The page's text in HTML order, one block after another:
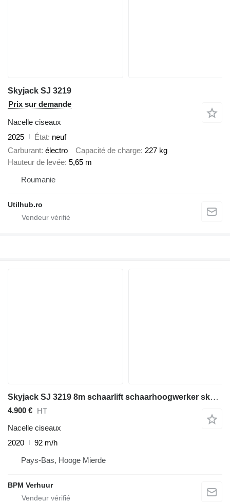
Skyjack SJ 3219
Prix sur demande
Nacelle ciseaux
2025
État neuf
Carburant électro Capacité de charge 227 kg
Hauteur de levée 5,65 m
Roumanie
Utilhub.ro
Skyjack SJ 3219 8m schaarlift schaarhoogwerker skyjack
4.900 € HT
Nacelle ciseaux
2020
92 m/h
Pays-Bas, Hooge Mierde
BPM Verhuur